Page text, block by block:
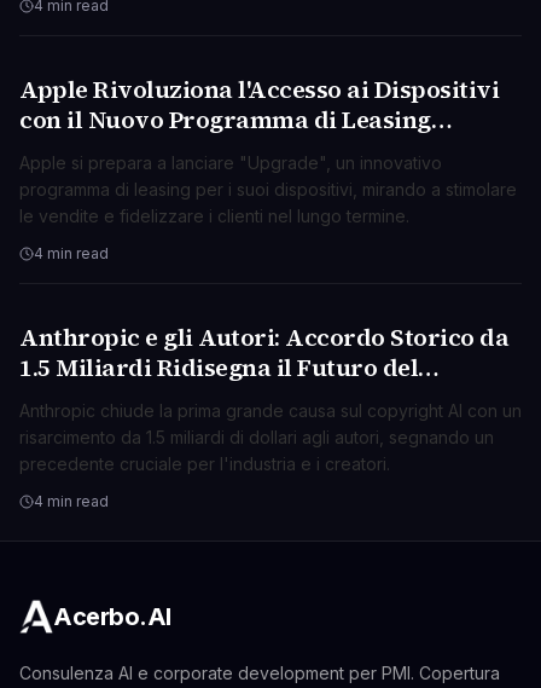
4 min read
TECNOLOGIA
Apple Rivoluziona l'Accesso ai Dispositivi
con il Nuovo Programma di Leasing
"Upgrade"
Apple si prepara a lanciare "Upgrade", un innovativo
programma di leasing per i suoi dispositivi, mirando a stimolare
le vendite e fidelizzare i clienti nel lungo termine.
4 min read
TECNOLOGIA
Anthropic e gli Autori: Accordo Storico da
1.5 Miliardi Ridisegna il Futuro del
Copyright AI
Anthropic chiude la prima grande causa sul copyright AI con un
risarcimento da 1.5 miliardi di dollari agli autori, segnando un
precedente cruciale per l'industria e i creatori.
4 min read
Acerbo.AI
Consulenza AI e corporate development per PMI. Copertura